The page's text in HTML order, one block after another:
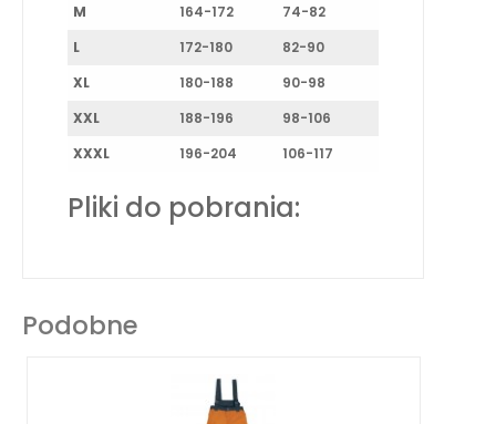
M
164-172
74-82
L
172-180
82-90
XL
180-188
90-98
XXL
188-196
98-106
XXXL
196-204 106-117
Pliki do pobrania:
Podobne